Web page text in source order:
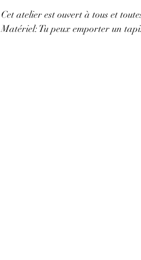
Cet atelier est ouvert à tous et
Matériel: Tu peux emporter un